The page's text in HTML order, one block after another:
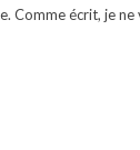
Comme écrit, je